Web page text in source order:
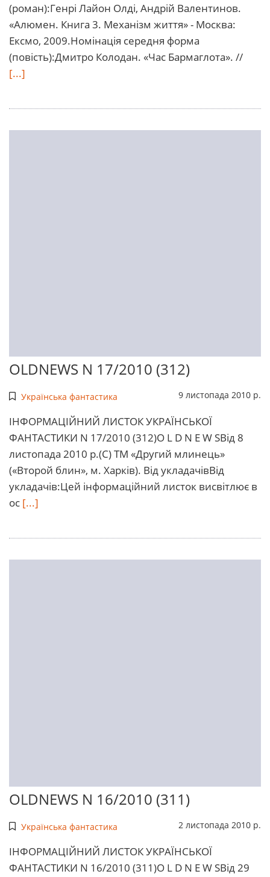
(роман):Генрі Лайон Олді, Андрій Валентинов.
«Алюмен. Книга 3. Механізм життя» - Москва:
Ексмо, 2009.Номінація середня форма
(повість):Дмитро Колодан. «Час Бармаглота». //
[...]
OLDNEWS N 17/2010 (312)
Українська фантастика 9 листопада 2010 р.
ІHФОРМАЦІЙНИЙ ЛИСТОК УКРАЇHСЬКОЇ
ФАHТАСТИКИ N 17/2010 (312)O L D N E W SВід 8
листопада 2010 р.(С) ТМ «Другий млинець»
(«Второй блин», м. Харків). Від укладачівВід
укладачів:Цей інформаційний листок висвітлює в
ос [...]
OLDNEWS N 16/2010 (311)
Українська фантастика 2 листопада 2010 р.
ІHФОРМАЦІЙНИЙ ЛИСТОК УКРАЇHСЬКОЇ
ФАHТАСТИКИ N 16/2010 (311)O L D N E W SВід 29